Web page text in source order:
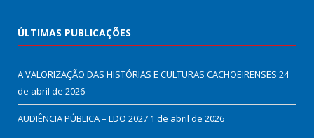
ÚLTIMAS PUBLICAÇÕES
A VALORIZAÇÃO DAS HISTÓRIAS E CULTURAS CACHOEIRENSES 24
de abril de 2026
AUDIÊNCIA PÚBLICA – LDO 2027 1 de abril de 2026